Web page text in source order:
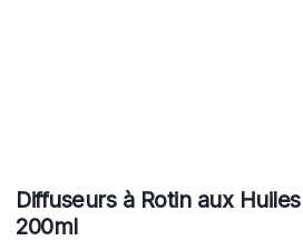
Diffuseurs à Rotin aux
200ml